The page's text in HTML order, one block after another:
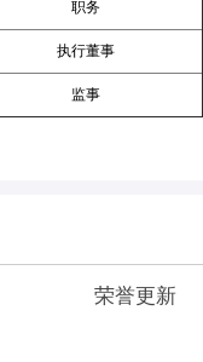
职务
执行董事
监事
荣誉更新